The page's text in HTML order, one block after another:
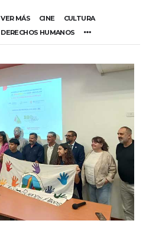
VER MÁS CINE
CULTURA
DERECHOS HUMANOS